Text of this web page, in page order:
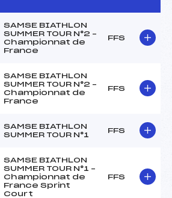
SAMSE BIATHLON
SUMMER TOUR N°2 –
Championnat de
France
FFS
SAMSE BIATHLON
SUMMER TOUR N°2 –
Championnat de
France
FFS
SAMSE BIATHLON
SUMMER TOUR N°1
FFS
SAMSE BIATHLON
SUMMER TOUR N°1 –
Championnat de
France Sprint
Court
FFS